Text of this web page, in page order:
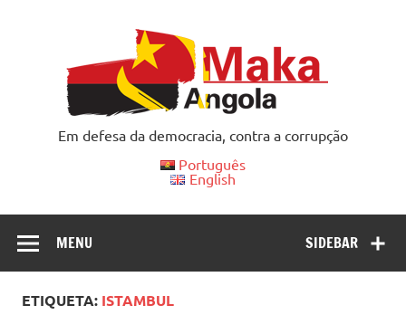
Em defesa da democracia, contra a corrupção
Português
English
SIDEBAR
MENU
ETIQUETA: ISTAMBUL